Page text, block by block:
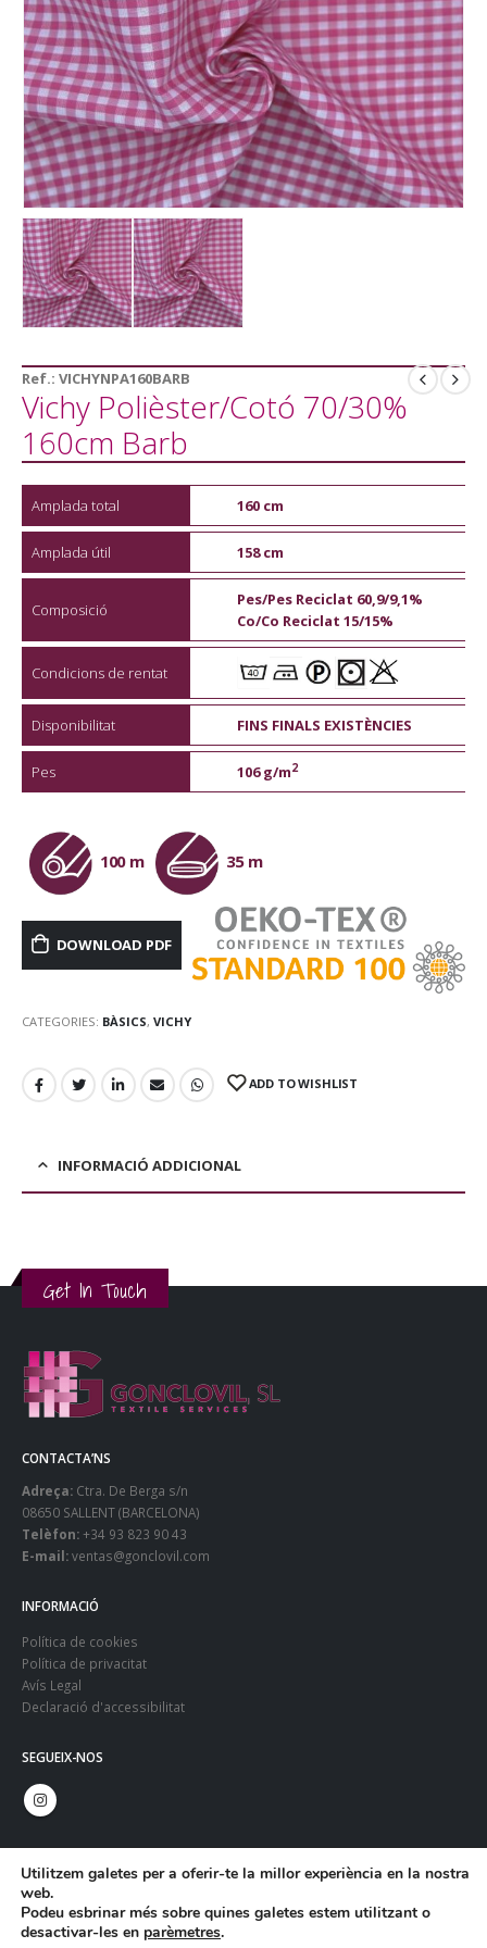
Ref.: VICHYNPA160BARB
Vichy Polièster/Cotó 70/30%
160cm Barb
Amplada total 160 cm
Amplada útil 158 cm
Composició
Pes/Pes Reciclat 60,9/9,1%
Co/Co Reciclat 15/15%
Condicions de rentat
Disponibilitat FINS FINALS EXISTÈNCIES
Pes 106 g/m2
100 m 35 m
DOWNLOAD PDF
CATEGORIES: BÀSICS, VICHY
ADD TO WISHLIST
INFORMACIÓ ADDICIONAL
Get In Touch
CONTACTA’NS
Adreça: Ctra. De Berga s/n
08650 SALLENT (BARCELONA)
Telèfon:+34 93 823 90 43
E-mail:ventas@gonclovil.com
INFORMACIÓ
Política de cookies
Política de privacitat
Avís Legal
Declaració d'accessibilitat
SEGUEIX-NOS
Utilitzem galetes per a oferir-te la millor experiència en la nostra
web.
Podeu esbrinar més sobre quines galetes estem utilitzant o
desactivar-les en parèmetres.